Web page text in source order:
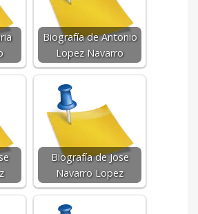
Biografía de Antonio
Lopez Navarro
Biografía de Jose
Navarro Lopez